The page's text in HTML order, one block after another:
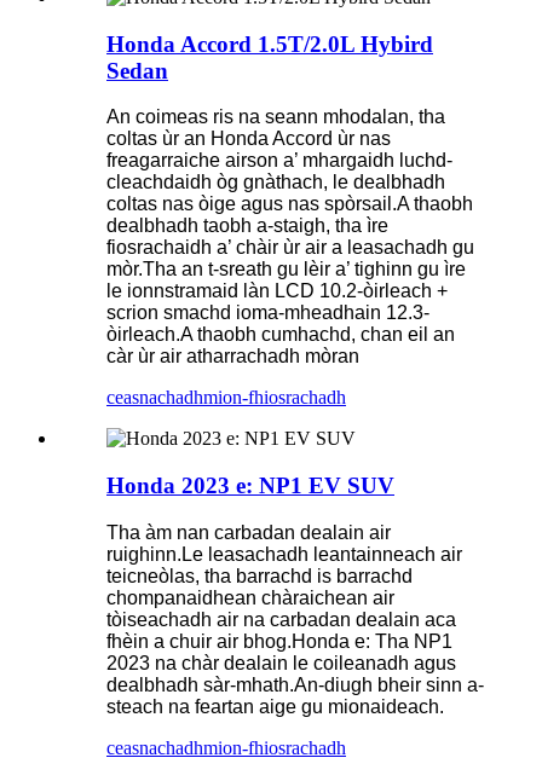
Honda Accord 1.5T/2.0L Hybird
Sedan
An coimeas ris na seann mhodalan, tha
coltas ùr an Honda Accord ùr nas
freagarraiche airson a’ mhargaidh luchd-
cleachdaidh òg gnàthach, le dealbhadh
coltas nas òige agus nas spòrsail.A thaobh
dealbhadh taobh a-staigh, tha ìre
fiosrachaidh a’ chàir ùr air a leasachadh gu
mòr.Tha an t-sreath gu lèir a’ tighinn gu ìre
le ionnstramaid làn LCD 10.2-òirleach +
scrion smachd ioma-mheadhain 12.3-
òirleach.A thaobh cumhachd, chan eil an
càr ùr air atharrachadh mòran
ceasnachadhmion-fhiosrachadh
Honda 2023 e: NP1 EV SUV
Tha àm nan carbadan dealain air
ruighinn.Le leasachadh leantainneach air
teicneòlas, tha barrachd is barrachd
chompanaidhean chàraichean air
tòiseachadh air na carbadan dealain aca
fhèin a chuir air bhog.Honda e: Tha NP1
2023 na chàr dealain le coileanadh agus
dealbhadh sàr-mhath.An-diugh bheir sinn a-
steach na feartan aige gu mionaideach.
ceasnachadhmion-fhiosrachadh